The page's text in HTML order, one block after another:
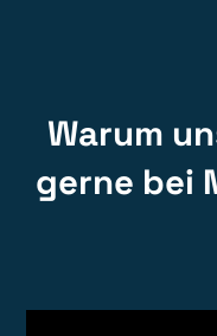
Warum
gerne bei